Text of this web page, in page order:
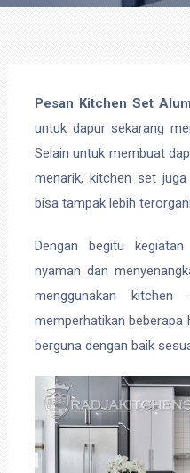
Pesan Kitchen Set
untuk dapur sekarang
Selain untuk membuat
menarik, kitchen set
bisa tampak lebih
Dengan begitu
nyaman dan
menggunakan
memperhatikan beberapa
berguna dengan baik